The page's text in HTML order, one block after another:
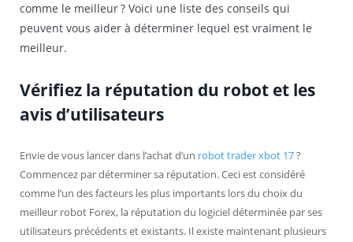
comme le meilleur ? Voici une liste des conseils qui
peuvent vous aider à déterminer lequel est vraiment le
meilleur.
Vérifiez la réputation du robot et les
avis d’utilisateurs
Envie de vous lancer dans l’achat d’un robot trader xbot 17?
Commencez par déterminer sa réputation. Ceci est considéré
comme l’un des facteurs les plus importants lors du choix du
meilleur robot Forex, la réputation du logiciel déterminée par ses
utilisateurs précédents et existants. Il existe maintenant plusieurs